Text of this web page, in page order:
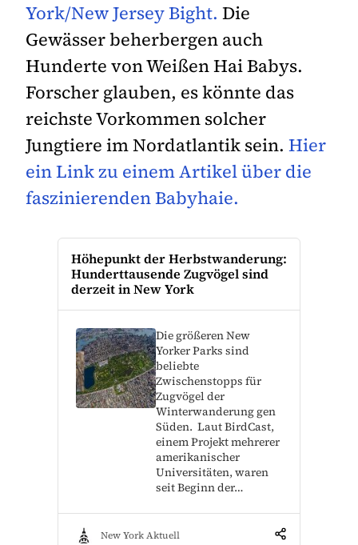
York/New Jersey Bight. Die
Gewässer beherbergen auch
Hunderte von Weißen Hai Babys.
Forscher glauben, es könnte das
reichste Vorkommen solcher
Jungtiere im Nordatlantik sein. Hier
ein Link zu einem Artikel über die
faszinierenden Babyhaie.
Höhepunkt der Herbstwanderung:
Hunderttausende Zugvögel sind
derzeit in New York
Die größeren New
Yorker Parks sind
beliebte
Zwischenstopps für
Zugvögel der
Winterwanderung gen
Süden. Laut BirdCast,
einem Projekt mehrerer
amerikanischer
Universitäten, waren
seit Beginn der…
New York Aktuell